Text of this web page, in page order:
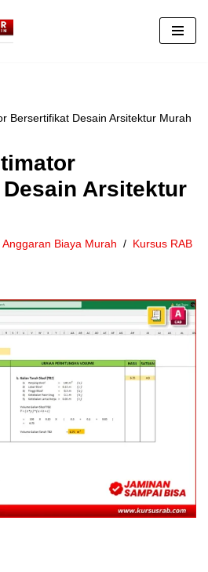
Bersertifikat Desain Arsitektur Murah
Arsitektur
Biaya Murah Kursus RAB